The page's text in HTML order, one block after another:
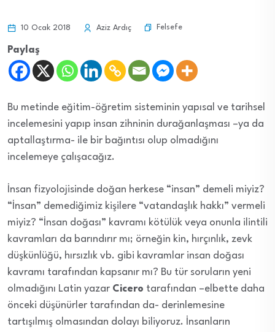
10 Ocak 2018 Aziz Ardıç Felsefe
Paylaş
Bu metinde eğitim-öğretim sisteminin yapısal ve tarihsel
incelemesini yapıp insan zihninin durağanlaşması –ya da
aptallaştırma- ile bir bağıntısı olup olmadığını
incelemeye çalışacağız.
İnsan fizyolojisinde doğan herkese “insan” demeli miyiz?
“İnsan” demediğimiz kişilere “vatandaşlık hakkı” vermeli
miyiz? “İnsan doğası” kavramı kötülük veya onunla ilintili
kavramları da barındırır mı; örneğin kin, hırçınlık, zevk
düşkünlüğü, hırsızlık vb. gibi kavramlar insan doğası
kavramı tarafından kapsanır mı? Bu tür soruların yeni
olmadığını Latin yazar Cicero tarafından –elbette daha
önceki düşünürler tarafından da- derinlemesine
tartışılmış olmasından dolayı biliyoruz. İnsanların